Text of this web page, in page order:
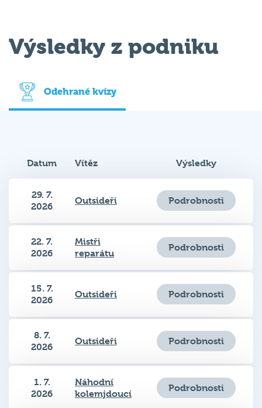
Výsledky z podniku
Odehrané kvízy
Datum Vítěz Výsledky
29. 7.
2026
Outsideři Podrobnosti
22. 7.
2026
Mistři
reparátu
Podrobnosti
15. 7.
2026
Outsideři Podrobnosti
8. 7.
2026
Outsideři Podrobnosti
1. 7.
2026
Náhodní
kolemjdoucí
Podrobnosti